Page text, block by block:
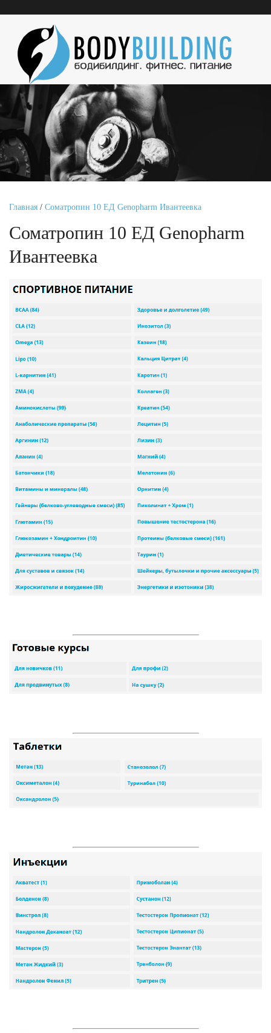
Главная / Соматропин 10 ЕД Genopharm Ивантеевка
Соматропин 10 ЕД Genopharm
Ивантеевка